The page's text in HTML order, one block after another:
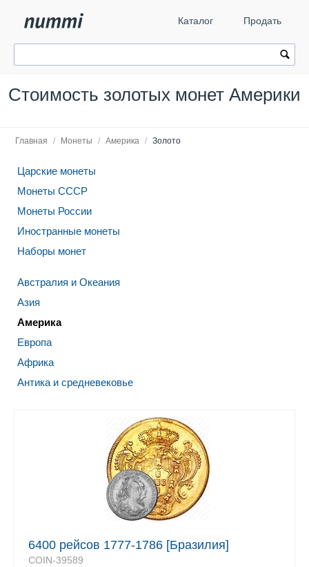
Каталог Продать
Стоимость золотых монет Америки
Главная / Монеты / Америка / Золото
Царские монеты
Монеты СССР
Монеты России
Иностранные монеты
Наборы монет
Австралия и Океания
Азия
Америка
Европа
Африка
Антика и средневековье
6400 рейсов 1777-1786 [Бразилия]
COIN-39589